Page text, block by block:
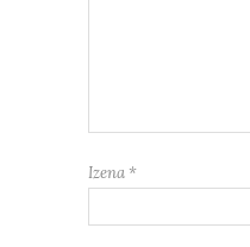
Izena *